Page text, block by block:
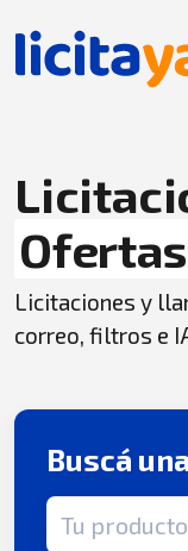
Ofertas
Licitaciones y
correo, filtros e
Buscá
Término de